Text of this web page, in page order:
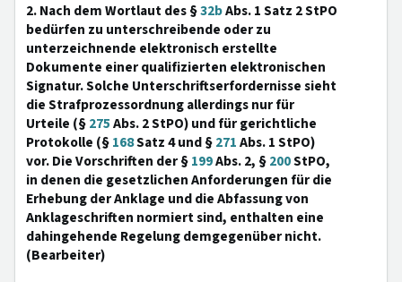
2. Nach dem Wortlaut des §32bAbs. 1 Satz 2 StPO
bedürfen zu unterschreibende oder zu
unterzeichnende elektronisch erstellte
Dokumente einer qualifizierten elektronischen
Signatur. Solche Unterschriftserfordernisse sieht
die Strafprozessordnung allerdings nur für
Urteile (§275Abs. 2 StPO) und für gerichtliche
Protokolle (§168Satz 4 und §271Abs. 1 StPO)
vor. Die Vorschriften der §199Abs. 2, §200StPO,
in denen die gesetzlichen Anforderungen für die
Erhebung der Anklage und die Abfassung von
Anklageschriften normiert sind, enthalten eine
dahingehende Regelung demgegenüber nicht.
(Bearbeiter)